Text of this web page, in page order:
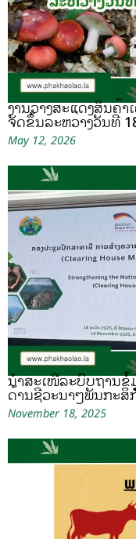
ງານວາງສະແດງສິນຄ້
ຈັດຂຶ້ນລະຫວ່າງວັນທີ
May 12, 2026
ນຳສະເໜີລະບົບຖານຂໍ້
ດ້ານຊີວະນາໆພັນກະສິ
November 18, 2025